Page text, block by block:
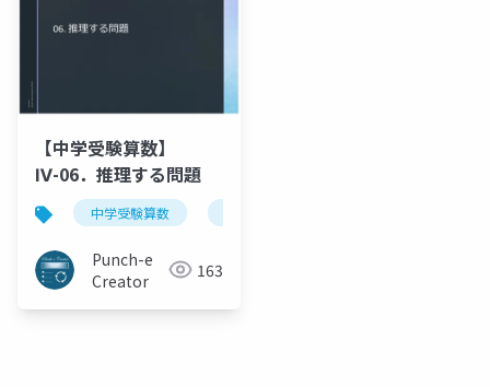
【中学受験算数】
Ⅳ-06．推理する問題
中学受験算数
Punch-e
Creator
163